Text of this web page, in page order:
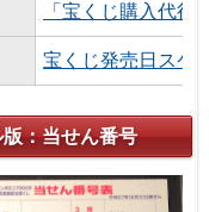
「宝くじ購入代行
宝くじ発売日スケ
：当せん番号